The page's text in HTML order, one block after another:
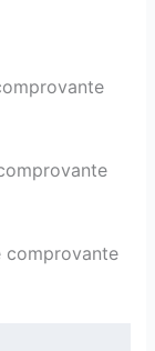
comprovante